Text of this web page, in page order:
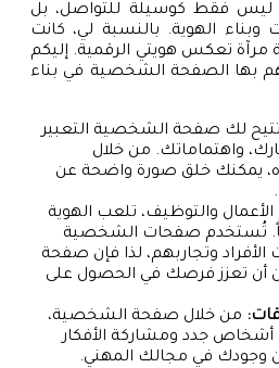
ليس فقط كوسيلة للتواصل، بل
وبناء الهوية. بالنسبة لي، كانت
تعكس هويتي الرقمية. إليكم
بها الصفحة الشخصية في بناء
تتيح لك صفحة الشخصية التعبير
واهتماماتك. من خلال
يمكنك خلق صورة واضحة عن
والتوظيف، تلعب الهوية
تُستخدم صفحات الشخصية
الأفراد وتجاربهم، لذا فإن صفحة
أن تعزز فرصك في الحصول على
من خلال صفحة الشخصية،
أشخاص جدد ومشاركة الأفكار
وجودك في مجالك المهني.